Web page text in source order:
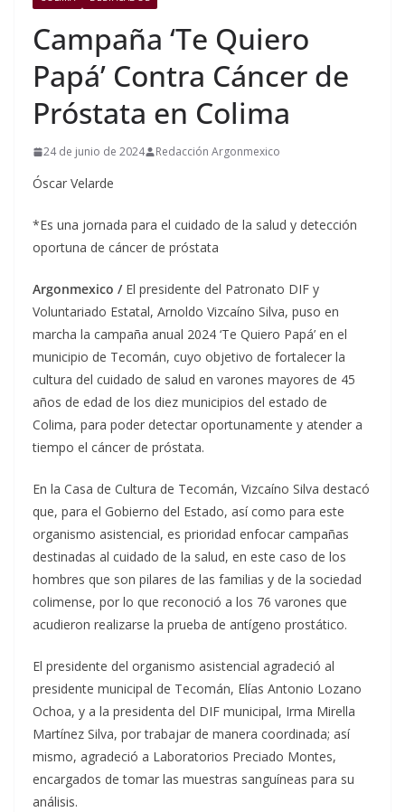
Campaña ‘Te Quiero
Papá’ Contra Cáncer de
Próstata en Colima
24 de junio de 2024 Redacción Argonmexico
Óscar Velarde
*Es una jornada para el cuidado de la salud y detección
oportuna de cáncer de próstata
Argonmexico / El presidente del Patronato DIF y
Voluntariado Estatal, Arnoldo Vizcaíno Silva, puso en
marcha la campaña anual 2024 ‘Te Quiero Papá’ en el
municipio de Tecomán, cuyo objetivo de fortalecer la
cultura del cuidado de salud en varones mayores de 45
años de edad de los diez municipios del estado de
Colima, para poder detectar oportunamente y atender a
tiempo el cáncer de próstata.
En la Casa de Cultura de Tecomán, Vizcaíno Silva destacó
que, para el Gobierno del Estado, así como para este
organismo asistencial, es prioridad enfocar campañas
destinadas al cuidado de la salud, en este caso de los
hombres que son pilares de las familias y de la sociedad
colimense, por lo que reconoció a los 76 varones que
acudieron realizarse la prueba de antígeno prostático.
El presidente del organismo asistencial agradeció al
presidente municipal de Tecomán, Elías Antonio Lozano
Ochoa, y a la presidenta del DIF municipal, Irma Mirella
Martínez Silva, por trabajar de manera coordinada; así
mismo, agradeció a Laboratorios Preciado Montes,
encargados de tomar las muestras sanguíneas para su
análisis.